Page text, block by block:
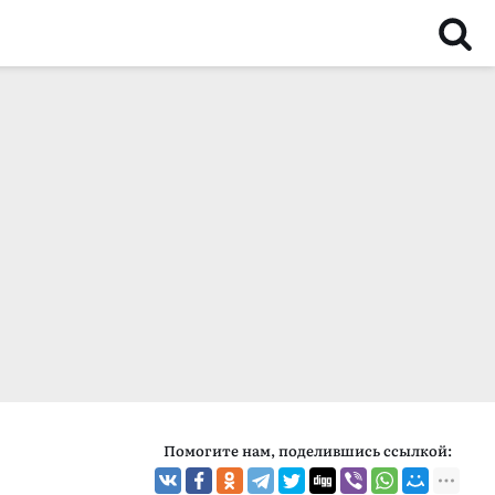
Помогите нам, поделившись ссылкой: